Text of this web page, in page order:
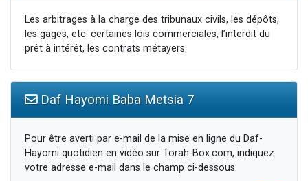
Les arbitrages à la charge des tribunaux civils, les dépôts,
les gages, etc. certaines lois commerciales, l’interdit du
prêt à intérêt, les contrats métayers.
Daf Hayomi Baba Metsia 7
Pour être averti par e-mail de la mise en ligne du Daf-
Hayomi quotidien en vidéo sur Torah-Box.com, indiquez
votre adresse e-mail dans le champ ci-dessous.